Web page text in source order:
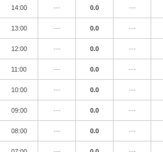
14:00 --- 0.0 ---
13:00 --- 0.0 ---
12:00 --- 0.0 ---
11:00 --- 0.0 ---
10:00 --- 0.0 ---
09:00 --- 0.0 ---
08:00 --- 0.0 ---